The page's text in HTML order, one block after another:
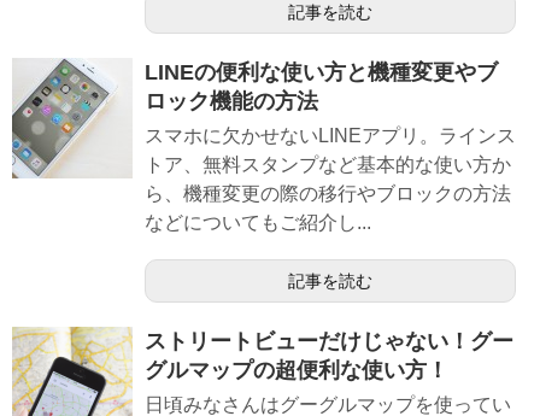
記事を読む
LINEの便利な使い方と機種変更やブ
ロック機能の方法
スマホに欠かせないLINEアプリ。ラインス
トア、無料スタンプなど基本的な使い方か
ら、機種変更の際の移行やブロックの方法
などについてもご紹介し...
記事を読む
ストリートビューだけじゃない！グー
グルマップの超便利な使い方！
日頃みなさんはグーグルマップを使ってい